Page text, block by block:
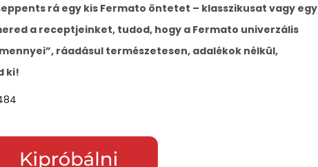
rá egy kis Fermato öntetet – klasszikusat vagy egy
a receptjeinket, tudod, hogy a Fermato univerzális
”, ráadásul természetesen, adalékok nélkül,
ki!